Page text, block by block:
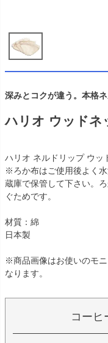
深みとコクが違う。本格ネ
ハリオ ウッドネ
ハリオ ネルドリップ ウッ
※ろか布はご使用後よく
蔵庫で保管して下さい。
ぐためです。
材質：綿
日本製
※商品画像はお使いのモ
なります。
コーヒ